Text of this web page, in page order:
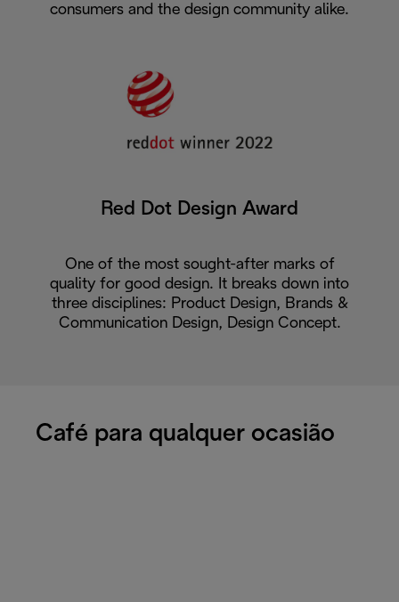
consumers and the design community alike.
Red Dot Design Award
One of the most sought-after marks of
quality for good design. It breaks down into
three disciplines: Product Design, Brands &
Communication Design, Design Concept.
Café para qualquer ocasião